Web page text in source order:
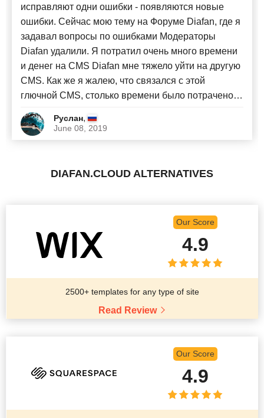
исправляют одни ошибки - появляются новые
ошибки. Сейчас мою тему на Форуме Diafan, где я
задавал вопросы по ошибками Модераторы
Diafan удалили. Я потратил очень много времени
и денег на CMS Diafan мне тяжело уйти на другую
CMS. Как же я жалею, что связался с этой
глючной CMS, столько времени было потрачено…
Руслан,
June 08, 2019
DIAFAN.CLOUD ALTERNATIVES
Our Score
4.9
2500+ templates for any type of site
Read Review
Our Score
4.9